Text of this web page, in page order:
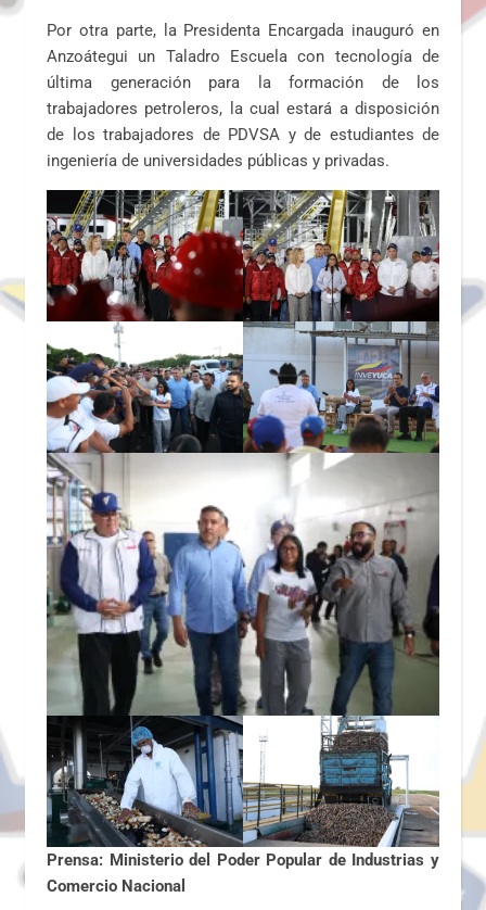
Por otra parte, la Presidenta Encargada inauguró en
Anzoátegui un Taladro Escuela con tecnología de
última generación para la formación de los
trabajadores petroleros, la cual estará a disposición
de los trabajadores de PDVSA y de estudiantes de
ingeniería de universidades públicas y privadas.
Prensa: Ministerio del Poder Popular de Industrias y
Comercio Nacional